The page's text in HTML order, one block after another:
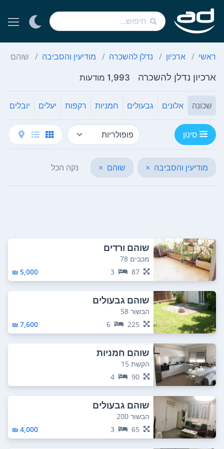
ראשי ארכיון נדלן להשכרה מודיעין והסביבה שוהם
ארכיון נדלן להשכרה 1,993 מודעות
שכונה אלונים גבעולים חמניות רקפות יעלים יובלים
סינון
מודיעין והסביבה × שוהם × נקה הכל
שוהם ורדים
מכבים 78
87
3
5,000 ₪
שוהם גבעולים
הבשור 58
225
6
7,600 ₪
שוהם חמניות
הקשת 15
90
4
שוהם גבעולים
הבשור 200
65
3
4,000 ₪